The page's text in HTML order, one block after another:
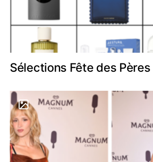
Sélections Fête des